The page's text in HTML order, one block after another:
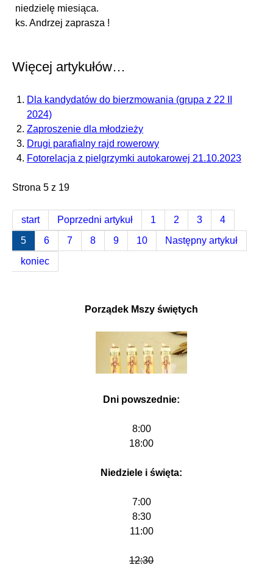
niedzielę miesiąca.
ks. Andrzej zaprasza !
Więcej artykułów…
Dla kandydatów do bierzmowania (grupa z 22 II
2024)
Zaproszenie dla młodzieży
Drugi parafialny rajd rowerowy
Fotorelacja z pielgrzymki autokarowej 21.10.2023
Strona 5 z 19
start Poprzedni artykuł 1 2 3
4
5
6 7 8 9 10
Następny artykuł
koniec
Porządek Mszy świętych
Dni powszednie:
8:00
18:00
Niedziele i święta:
7:00
8:30
11:00
12:30